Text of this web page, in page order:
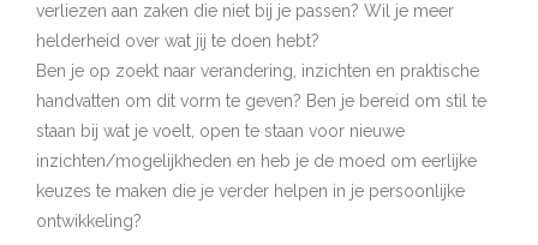
verliezen aan zaken die niet bij je passen? Wil je meer
helderheid over wat jij te doen hebt?
Ben je op zoekt naar verandering, inzichten en praktische
handvatten om dit vorm te geven? Ben je bereid om stil te
staan bij wat je voelt, open te staan voor nieuwe
inzichten/mogelijkheden en heb je de moed om eerlijke
keuzes te maken die je verder helpen in je persoonlijke
ontwikkeling?